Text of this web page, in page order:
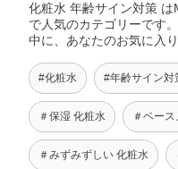
化粧水 年齢サイン対策 は
で人気のカテゴリーです
中に、あなたのお気に入
#化粧水 #年齢サイン対
＃保湿 化粧水 ＃ベー
＃みずみずしい 化粧水